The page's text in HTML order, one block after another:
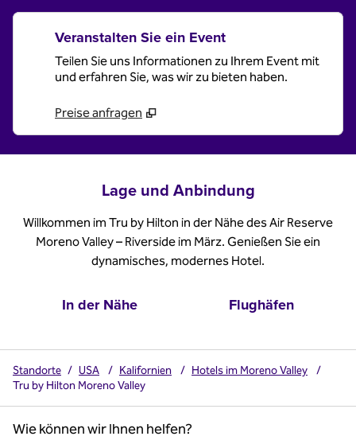
Veranstalten Sie ein Event
Teilen Sie uns Informationen zu Ihrem Event mit
und erfahren Sie, was wir zu bieten haben.
Preise anfragen
Lage und Anbindung
Willkommen im Tru by Hilton in der Nähe des Air Reserve
Moreno Valley – Riverside im März. Genießen Sie ein
dynamisches, modernes Hotel.
In der Nähe Flughäfen
Standorte / USA / Kalifornien / Hotels im Moreno Valley
/
Tru by Hilton Moreno Valley
Wie können wir Ihnen helfen?